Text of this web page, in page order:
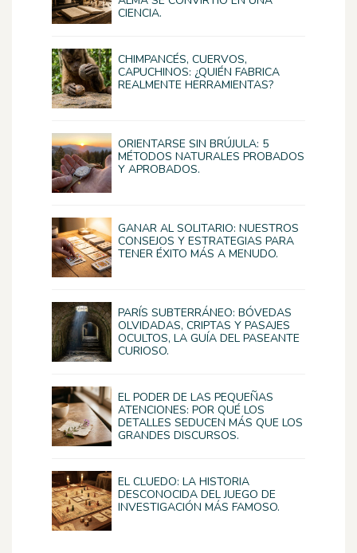
CIENCIA.
CHIMPANCÉS, CUERVOS,
CAPUCHINOS: ¿QUIÉN FABRICA
REALMENTE HERRAMIENTAS?
ORIENTARSE SIN BRÚJULA: 5
MÉTODOS NATURALES PROBADOS
Y APROBADOS.
GANAR AL SOLITARIO: NUESTROS
CONSEJOS Y ESTRATEGIAS PARA
TENER ÉXITO MÁS A MENUDO.
PARÍS SUBTERRÁNEO: BÓVEDAS
OLVIDADAS, CRIPTAS Y PASAJES
OCULTOS, LA GUÍA DEL PASEANTE
CURIOSO.
EL PODER DE LAS PEQUEÑAS
ATENCIONES: POR QUÉ LOS
DETALLES SEDUCEN MÁS QUE LOS
GRANDES DISCURSOS.
EL CLUEDO: LA HISTORIA
DESCONOCIDA DEL JUEGO DE
INVESTIGACIÓN MÁS FAMOSO.